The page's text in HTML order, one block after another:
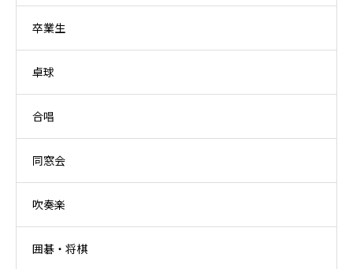
卒業生
卓球
合唱
同窓会
吹奏楽
囲碁・将棋